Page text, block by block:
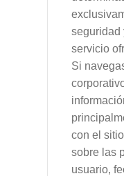
seguridad
servicio
Si
con el
sobre las
usuario,